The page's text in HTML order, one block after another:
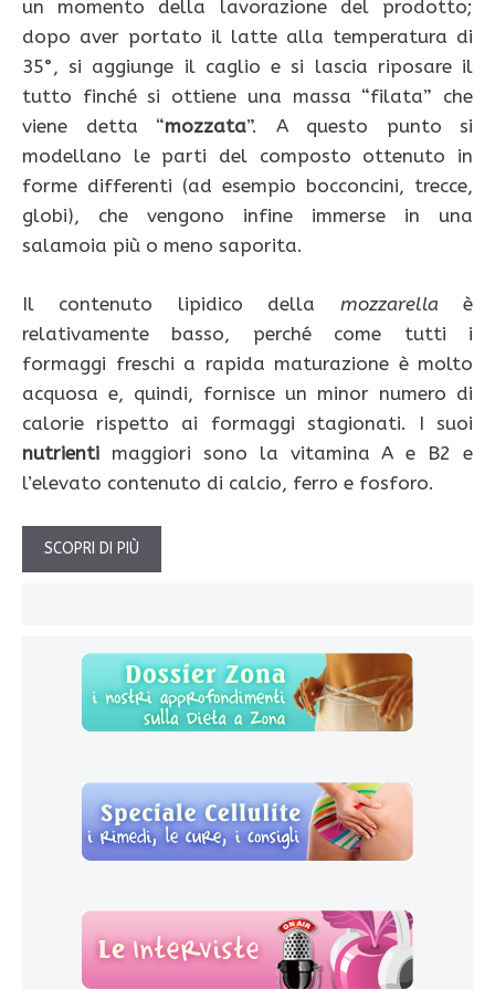
un momento della lavorazione del prodotto;
dopo aver portato il latte alla temperatura di
35°, si aggiunge il caglio e si lascia riposare il
tutto finché si ottiene una massa “filata” che
viene detta “mozzata”. A questo punto si
modellano le parti del composto ottenuto in
forme differenti (ad esempio bocconcini, trecce,
globi), che vengono infine immerse in una
salamoia più o meno saporita.
Il contenuto lipidico della mozzarella è
relativamente basso, perché come tutti i
formaggi freschi a rapida maturazione è molto
acquosa e, quindi, fornisce un minor numero di
calorie rispetto ai formaggi stagionati. I suoi
nutrienti maggiori sono la vitamina A e B2 e
l’elevato contenuto di calcio, ferro e fosforo.
SCOPRI DI PIÙ